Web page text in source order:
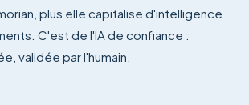
plus elle capitalise d'intelligence
C'est de l'IA de confiance :
validée par l'humain.